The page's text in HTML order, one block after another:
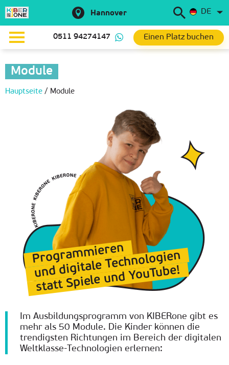
Hannover DE
0511 94274147 Einen Platz buchen
Module
Hauptseite / Module
Programmieren
und digitale Technologien
statt Spiele und YouTube!
Im Ausbildungsprogramm von KIBERone gibt es
mehr als 50 Module. Die Kinder können die
trendigsten Richtungen im Bereich der digitalen
Weltklasse-Technologien erlernen: